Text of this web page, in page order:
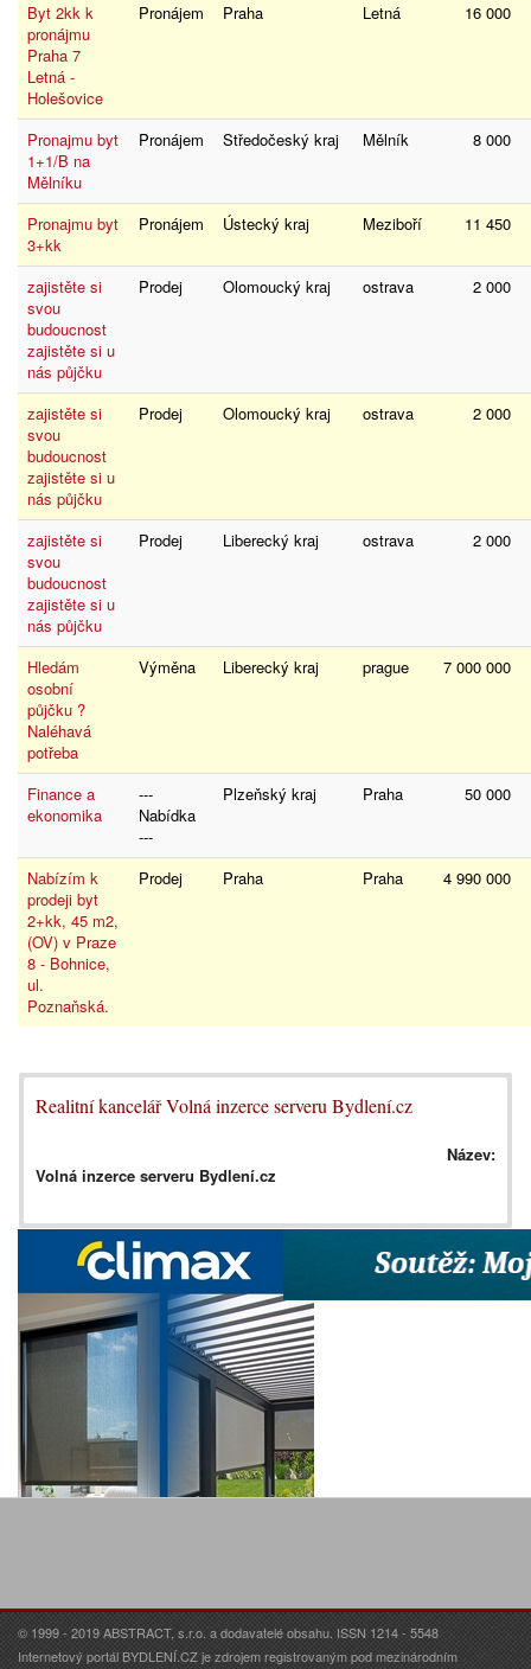
Byt 2kk k
pronájmu
Praha 7
Letná -
Holešovice
Pronájem Praha Letná 16 000
Pronajmu byt
1+1/B na
Mělníku
Pronájem Středočeský kraj Mělník 8 000
Pronajmu byt
3+kk
Pronájem Ústecký kraj Meziboří 11 450
zajistěte si
svou
budoucnost
zajistěte si u
nás půjčku
Prodej Olomoucký kraj ostrava 2 000
zajistěte si
svou
budoucnost
zajistěte si u
nás půjčku
Prodej Olomoucký kraj ostrava 2 000
zajistěte si
svou
budoucnost
zajistěte si u
nás půjčku
Prodej Liberecký kraj ostrava 2 000
Hledám
osobní
půjčku ?
Naléhavá
potřeba
Výměna Liberecký kraj prague 7 000 000
Finance a
ekonomika
---
Nabídka
---
Plzeňský kraj Praha 50 000
Nabízím k
prodeji byt
2+kk, 45 m2,
(OV) v Praze
8 - Bohnice,
ul.
Poznaňská.
Prodej Praha Praha 4 990 000
Realitní kancelář Volná inzerce serveru Bydlení.cz
Název:
Volná inzerce serveru Bydlení.cz
© 1999 - 2019 ABSTRACT, s.r.o. a dodavatelé obsahu. ISSN 1214 - 5548
Internetový portál BYDLENÍ.CZ je zdrojem registrovaným pod mezinárodním